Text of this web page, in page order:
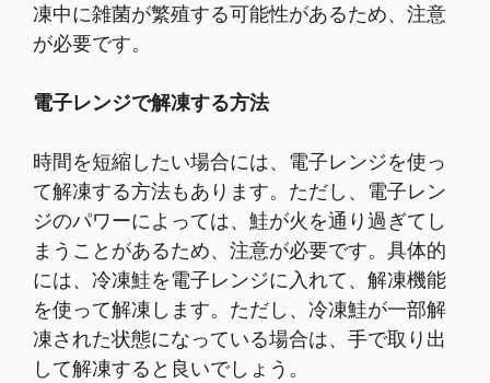
凍中に雑菌が繁殖する可能性があるため、注意
が必要です。
電子レンジで解凍する方法
時間を短縮したい場合には、電子レンジを使っ
て解凍する方法もあります。ただし、電子レン
ジのパワーによっては、鮭が火を通り過ぎてし
まうことがあるため、注意が必要です。具体的
には、冷凍鮭を電子レンジに入れて、解凍機能
を使って解凍します。ただし、冷凍鮭が一部解
凍された状態になっている場合は、手で取り出
して解凍すると良いでしょう。